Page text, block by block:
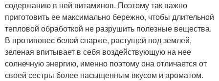
содержанию в ней витаминов. Поэтому так важно
приготовить ее максимально бережно, чтобы длительной
тепловой обработкой не разрушить полезные вещества.
В противовес белой спарже, растущей под землей,
зеленая впитывает в себя воздействующую на нее
солнечную энергию, именно поэтому она отличается от
своей сестры более насыщенным вкусом и ароматом.